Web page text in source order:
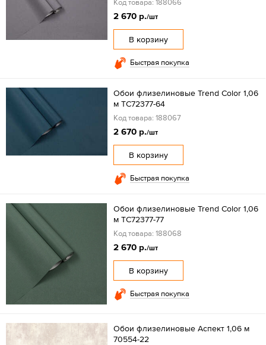
Код товара: 188066
2 670 р./шт
В корзину
Быстрая покупка
Обои флизелиновые Trend Color 1,06
м TC72377-64
Код товара: 188067
2 670 р./шт
В корзину
Быстрая покупка
Обои флизелиновые Trend Color 1,06
м TC72377-77
Код товара: 188068
2 670 р./шт
В корзину
Быстрая покупка
Обои флизелиновые Аспект 1,06 м
70554-22